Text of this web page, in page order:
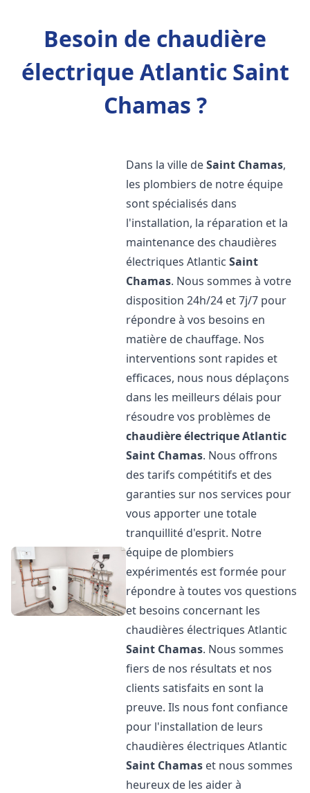
Besoin de chaudière
électrique Atlantic Saint
Chamas ?
Dans la ville deSaint Chamas,
les plombiers de notre équipe
sont spécialisés dans
l'installation, la réparation et la
maintenance des chaudières
électriques AtlanticSaint
Chamas. Nous sommes à votre
disposition 24h/24 et 7j/7 pour
répondre à vos besoins en
matière de chauffage. Nos
interventions sont rapides et
efficaces, nous nous déplaçons
dans les meilleurs délais pour
résoudre vos problèmes de
chaudière électrique Atlantic
Saint Chamas. Nous offrons
des tarifs compétitifs et des
garanties sur nos services pour
vous apporter une totale
tranquillité d'esprit. Notre
équipe de plombiers
expérimentés est formée pour
répondre à toutes vos questions
et besoins concernant les
chaudières électriques Atlantic
Saint Chamas. Nous sommes
fiers de nos résultats et nos
clients satisfaits en sont la
preuve. Ils nous font confiance
pour l'installation de leurs
chaudières électriques Atlantic
Saint Chamas et nous sommes
heureux de les aider à